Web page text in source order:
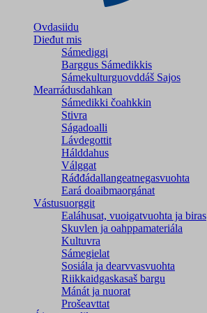
Ovdasiidu
Dieđut mis
Sámediggi
Barggus Sámedikkis
Sámekulturguovddáš Sajos
Mearrádusdahkan
Sámedikki čoahkkin
Stivra
Ságadoalli
Lávdegottit
Hálddahus
Válggat
Ráđđádallangeatnegas­vuohta
Eará doaibmaorgánat
Vástusuorggit
Ealáhusat, vuoigatvuohta ja biras
Skuvlen ja oahppamateriála
Kultuvra
Sámegielat
Sosiála ja dearvvasvuohta
Riikkaidgaskasaš bargu
Mánát ja nuorat
Prošeavttat